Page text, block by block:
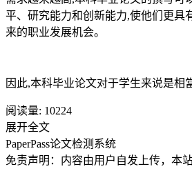
平、研究能力和创新能力,使他们更具
来的职业发展机会。
因此,本科毕业论文对于学生来说是相
阅读量: 10224
展开全文
PaperPass论文检测系统
免责声明：内容由用户自发上传，本